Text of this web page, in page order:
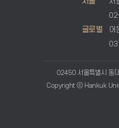
글로벌
어
02450 서울특별시 동
Copyright ⓒ Hankuk